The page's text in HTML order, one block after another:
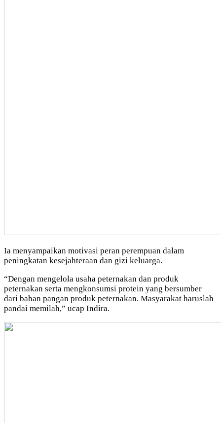
Ia menyampaikan motivasi peran perempuan dalam
peningkatan kesejahteraan dan gizi keluarga.
“Dengan mengelola usaha peternakan dan produk
peternakan serta mengkonsumsi protein yang bersumber
dari bahan pangan produk peternakan. Masyarakat haruslah
pandai memilah,” ucap Indira.